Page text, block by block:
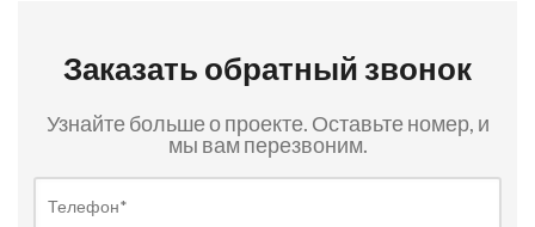
Заказать обратный звонок
Узнайте больше о проекте. Оставьте номер, и
мы вам перезвоним.